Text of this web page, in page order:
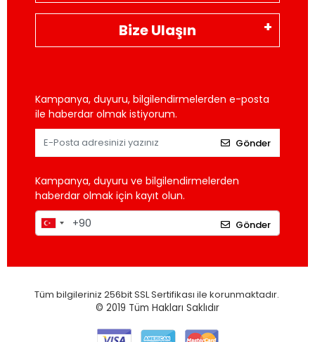
Bize Ulaşın
Kampanya, duyuru, bilgilendirmelerden e-posta
ile haberdar olmak istiyorum.
Gönder
Kampanya, duyuru ve bilgilendirmelerden
haberdar olmak için kayıt olun.
Gönder
Tüm bilgileriniz 256bit SSL Sertifikası ile korunmaktadır.
© 2019 Tüm Hakları Saklıdır